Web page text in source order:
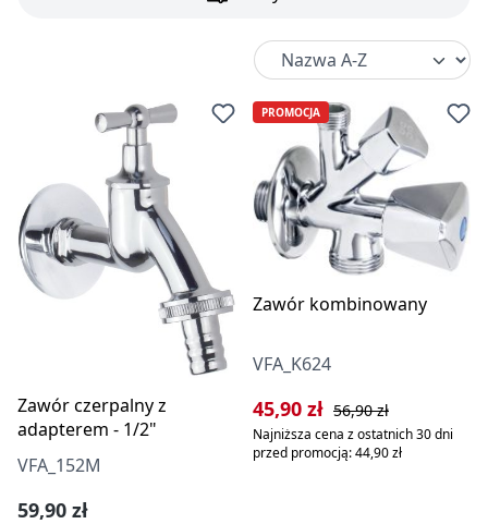
Zawór czerpalny z
adapterem - 1/2"
VFA_152M
Cena regularna:
59,90 zł
PROMOCJA
Zawór kombinowany
VFA_K624
Cena sprzedaży:
45,90 zł Cena regularna:
56,90 zł
Najniższa cena z ostatnich 30 dni
przed promocją: 44,90 zł